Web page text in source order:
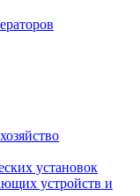
установок
устройств и